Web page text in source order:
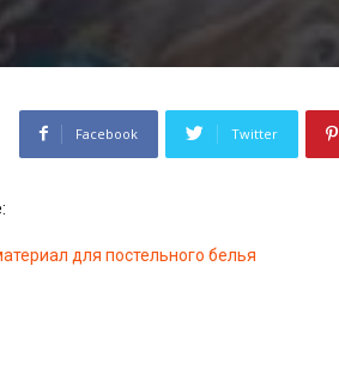
Facebook Twitter
для постельного белья